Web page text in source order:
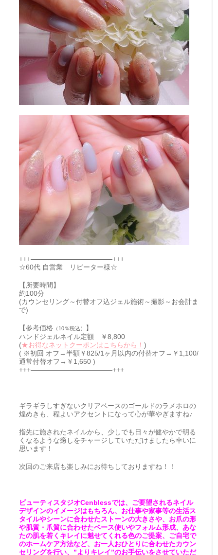
+++————————————+++
☆60代 自営業 リピーター様☆
【所要時間】
約100分
(カウンセリング～付替オフ込ジェル施術～撮影～お会計ま
で)
【参考価格 （10％税込）
】
ハンドジェルネイル定額 ￥8,800
(★お得なネットクーポンはこちらから！)
( ※初回 オフ→半額￥825/1ヶ月以内の付替オフ→￥1,100/
通常付替オフ→￥1,650 )
+++————————————+++
ギラギラしすぎないクリアベースのゴールドのラメホロの
煌めきも、程よいアクセントになって心が華やぎますね♪
指先に施されたネイルから、少しでも日々が健やかで明る
くなるような癒しをチャージしていただけましたら幸いに
思います！
次回のご来店も楽しみにお待ちしておりますね！！
ビューティスタジオCenblessでは、ご要望されるネイル
デザインのイメージはもちろん、お仕事や家事等の生活ス
タイルやシーンに合わせたストーンの大きさや、お爪の形
や肌質・爪質に合わせたベース使いやフォルム形成、あな
たの肌を若くキレイに魅せてくれる色のご提案、ご自宅で
のホームケア方法など、お一人おひとりに合わせたカウン
セリングを行い、”よりキレイ”のお手伝いをさせていただ